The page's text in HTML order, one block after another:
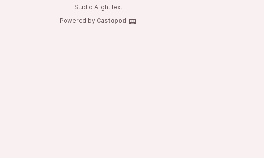
Studio Alight text
Powered by Castopod